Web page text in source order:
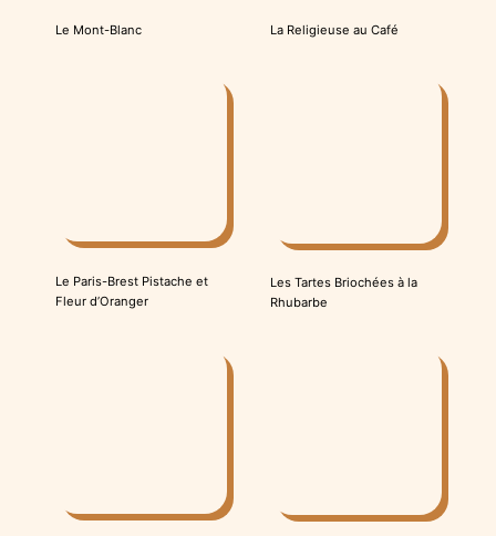
Le Mont-Blanc La Religieuse au Café
Le Paris-Brest Pistache et
Fleur d’Oranger
Les Tartes Briochées à la
Rhubarbe